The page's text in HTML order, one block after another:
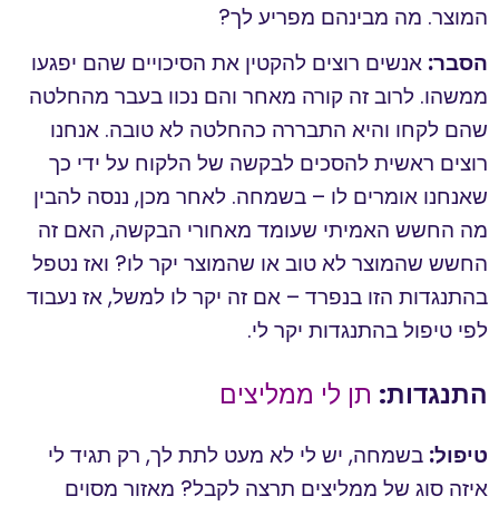
המוצר. מה מבינהם מפריע לך?
הסבר: אנשים רוצים להקטין את הסיכויים שהם יפגעו
ממשהו. לרוב זה קורה מאחר והם נכוו בעבר מהחלטה
שהם לקחו והיא התבררה כהחלטה לא טובה. אנחנו
רוצים ראשית להסכים לבקשה של הלקוח על ידי כך
שאנחנו אומרים לו – בשמחה. לאחר מכן, ננסה להבין
מה החשש האמיתי שעומד מאחורי הבקשה, האם זה
החשש שהמוצר לא טוב או שהמוצר יקר לו? ואז נטפל
בהתנגדות הזו בנפרד – אם זה יקר לו למשל, אז נעבוד
לפי טיפול בהתנגדות יקר לי.
התנגדות: תן לי ממליצים
טיפול: בשמחה, יש לי לא מעט לתת לך, רק תגיד לי
איזה סוג של ממליצים תרצה לקבל? מאזור מסוים